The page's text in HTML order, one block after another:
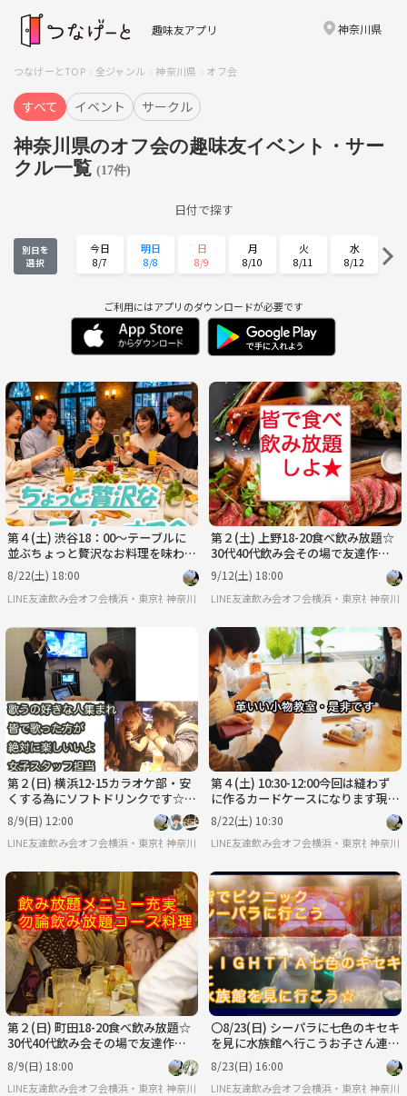
趣味友アプリ 神奈川県
つなげーとTOP 全ジャンル 神奈川県 オフ会
すべて イベント サークル
神奈川県のオフ会の趣味友イベント・サー
クル一覧 (17件)
日付で探す
別日を
選択
今日
8/7
明日
8/8
日
8/9
月
8/10
火
8/11
水
8/12
8/13 8/14 8/15 8/16 8/17
水
8/19
木
8/20
土
8/22
日
8/23
8/25 8/26 8/27 8/28 8/29 8/30
月
8/31
火
9/1
水
9/2
木
9/3
金
9/4
土
9/5
ご利用にはアプリのダウンロードが必要です
第４(土) 渋谷18：00～テーブルに
並ぶちょっと贅沢なお料理を味わい
ながらみんなで乾杯から始まるオフ
会
8/22(土) 18:00
LINE友達飲み会オフ会横浜・東京社会人サークル
神奈川
第２(土) 上野18-20食べ飲み放題☆
30代40代飲み会その場で友達作り
だよアットホームに初参加、一人参
加大歓迎
9/12(土) 18:00
LINE友達飲み会オフ会横浜・東京社会人サ
神奈川
第２(日) 横浜12-15カラオケ部・安
くする為にソフトドリンクです☆彡
仲間出来ると楽しいよ
8/9(日) 12:00
LINE友達飲み会オフ会横浜・東京社会人サークル
神奈川
第４(土) 10:30-12:00今回は縫わず
に作るカードケースになります現役
スタイリストが教えるオリジナルの
革いい小物
8/22(土) 10:30
LINE友達飲み会オフ会横浜・東京社会人サ
神奈川
第２(日) 町田18-20食べ飲み放題☆
30代40代飲み会その場で友達作り
だよアットホームに初参加、一人参
加大歓迎
8/9(日) 18:00
LINE友達飲み会オフ会横浜・東京社会人サークル
神奈川
〇8/23(日) シーパラに七色のキセキ
を見に水族館へ行こうお子さん連れ
の方でもお子さんが楽しめると思い
ます
8/23(日) 16:00
LINE友達飲み会オフ会横浜・東京社会人サ
神奈川